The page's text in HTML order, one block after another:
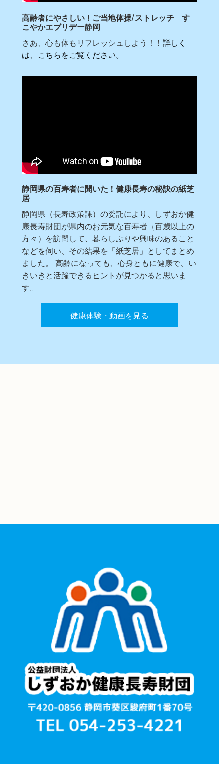
高齢者にやさしい！ご当地体操/ストレッチ す
こやかエブリデー静岡
さあ、心も体もリフレッシュしよう！！ 詳しく
は、こちらをご覧ください。
静岡県の百寿者に聞いた！健康長寿の秘訣の紙芝
居
静岡県（長寿政策課）の委託により、しずおか健
康長寿財団が県内のお元気な百寿者（百歳以上の
方々）を訪問して、暮らしぶりや興味のあること
などを伺い、その結果を「紙芝居」としてまとめ
ました。 高齢になっても、心身ともに健康で、い
きいきと活躍できるヒントが見つかると思いま
す。
健康体験・動画を見る